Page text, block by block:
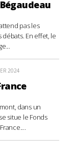
pas les
En effet, le
2024
dans un
situe le Fonds